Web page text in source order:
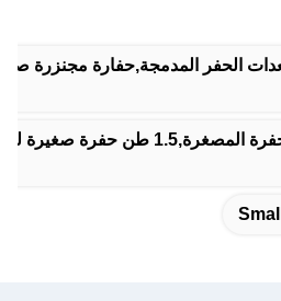
الحفر المدمجة,حفارة مجنزرة